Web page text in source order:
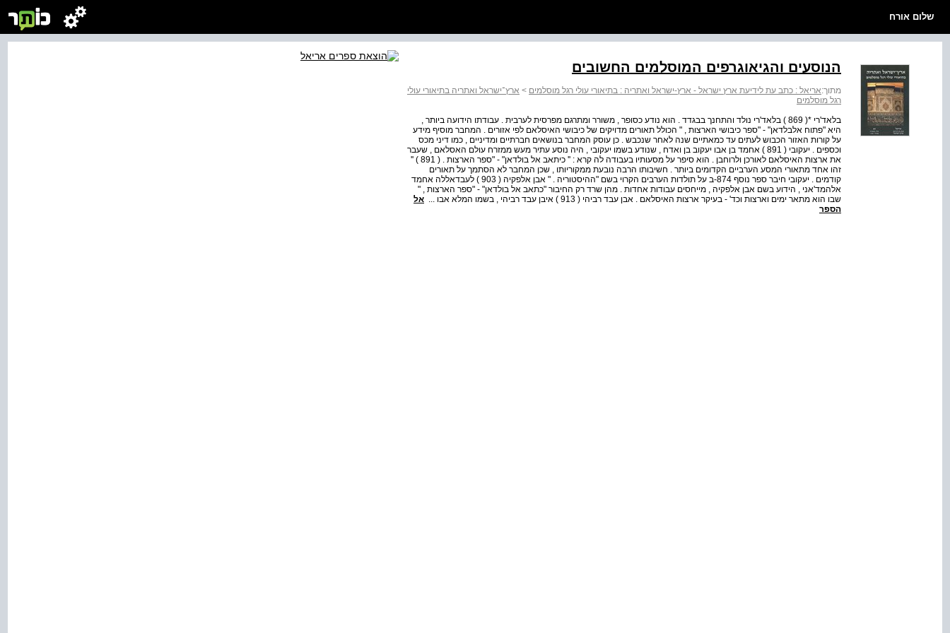
שלום אורח
הנוסעים והגיאוגרפים המוסלמים החשובים
מתוך:אריאל : כתב עת לידיעת ארץ ישראל - ארץ-ישראל ואתריה : בתיאורי עולי רגל מוסלמים > ארץ־ישראל ואתריה בתיאורי עולי
רגל מוסלמים
בלאד'רי *( 869 ) בלאד'רי נולד והתחנך בבגדד . הוא נודע כסופר , משורר ומתרגם מפרסית לערבית . עבודתו הידועה ביותר ,
היא "פתוח אלבלדאן" - "ספר כיבושי הארצות , " הכולל תאורים מדויקים של כיבושי האיסלאם לפי אזורים . המחבר מוסיף מידע
על קורות האזור הכבוש לעתים עד כמאתיים שנה לאחר שנכבש . כן עוסק המחבר בנושאים חברתיים ומדיניים , כמו דיני מכס
וכספים . יעקובי ( 891 ) אחמד בן אבו יעקוב בן ואדח , שנודע בשמו יעקובי , היה נוסע עתיר מעש ממזרח עולם האסלאם , שעבר
את ארצות האיסלאם לאורכן ולרוחבן . הוא סיפר על מסעותיו בעבודה לה קרא : '' כיתאב אל בולדאן" - "ספר הארצות . ( 891 ) ''
זהו אחד מתאורי המסע הערביים הקדומים ביותר . חשיבותו הרבה נובעת ממקוריותו , שכן המחבר לא הסתמך על תאורים
קודמים . יעקובי חיבר ספר נוסף 874-ב על תולדות הערבים הקרוי בשם "ההיסטוריה . " אבן אלפקיה ( 903 ) לעבדאללה אחמד
אלהמד'אני , הידוע בשם אבן אלפקיה , מייחסים עבודות אחדות . מהן שרד רק החיבור "כתאב אל בולדאן" - "ספר הארצות , "
שבו הוא מתאר ימים וארצות וכד' - בעיקר ארצות האיסלאם . אבן עבד רביהי ( 913 ) איבן עבד רביהי , בשמו המלא אבו ...
אל
הספר